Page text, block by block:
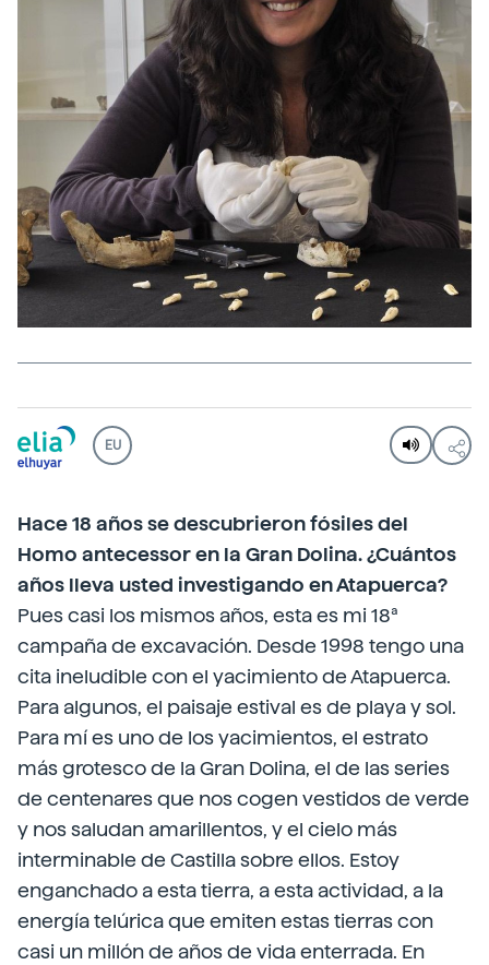
EU
Hace 18 años se descubrieron fósiles del
Homo antecessor en la Gran Dolina. ¿Cuántos
años lleva usted investigando en Atapuerca?
Pues casi los mismos años, esta es mi 18ª
campaña de excavación. Desde 1998 tengo una
cita ineludible con el yacimiento de Atapuerca.
Para algunos, el paisaje estival es de playa y sol.
Para mí es uno de los yacimientos, el estrato
más grotesco de la Gran Dolina, el de las series
de centenares que nos cogen vestidos de verde
y nos saludan amarillentos, y el cielo más
interminable de Castilla sobre ellos. Estoy
enganchado a esta tierra, a esta actividad, a la
energía telúrica que emiten estas tierras con
casi un millón de años de vida enterrada. En